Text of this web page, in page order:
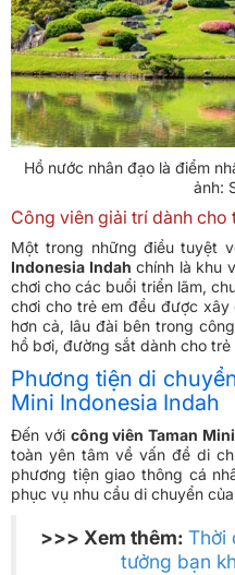
Hồ nước nhân đạo là điểm
ảnh:
Công viên giải trí dành cho
Một trong những điều tuyệt
Indonesia Indah chính là khu
chơi cho các buổi triển lãm,
chơi cho trẻ em đều được
hơn cả, lâu đài bên trong
hồ bơi, đường sắt dành cho
Phương tiện di
Mini Indonesia Indah
Đến với công viên Taman
toàn yên tâm về vấn đề di
phương tiện giao thông cá
phục vụ nhu cầu di chuyển
>>> Xem thêm: Thời
tưởng bạn